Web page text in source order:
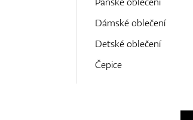
Dámské oblečení
Detské oblečení
Čepice